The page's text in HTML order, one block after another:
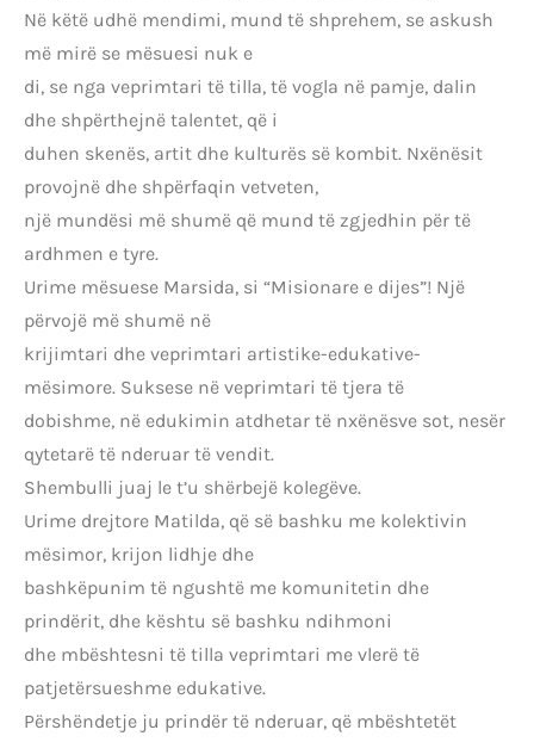
Në këtë udhë mendimi, mund të shprehem, se askush
më mirë se mësuesi nuk e
di, se nga veprimtari të tilla, të vogla në pamje, dalin
dhe shpërthejnë talentet, që i
duhen skenës, artit dhe kulturës së kombit. Nxënësit
provojnë dhe shpërfaqin vetveten,
një mundësi më shumë që mund të zgjedhin për të
ardhmen e tyre.
Urime mësuese Marsida, si “Misionare e dijes”! Një
përvojë më shumë në
krijimtari dhe veprimtari artistike-edukative-
mësimore. Suksese në veprimtari të tjera të
dobishme, në edukimin atdhetar të nxënësve sot, nesër
qytetarë të nderuar të vendit.
Shembulli juaj le t’u shërbejë kolegëve.
Urime drejtore Matilda, që së bashku me kolektivin
mësimor, krijon lidhje dhe
bashkëpunim të ngushtë me komunitetin dhe
prindërit, dhe kështu së bashku ndihmoni
dhe mbështesni të tilla veprimtari me vlerë të
patjetërsueshme edukative.
Përshëndetje ju prindër të nderuar, që mbështetët